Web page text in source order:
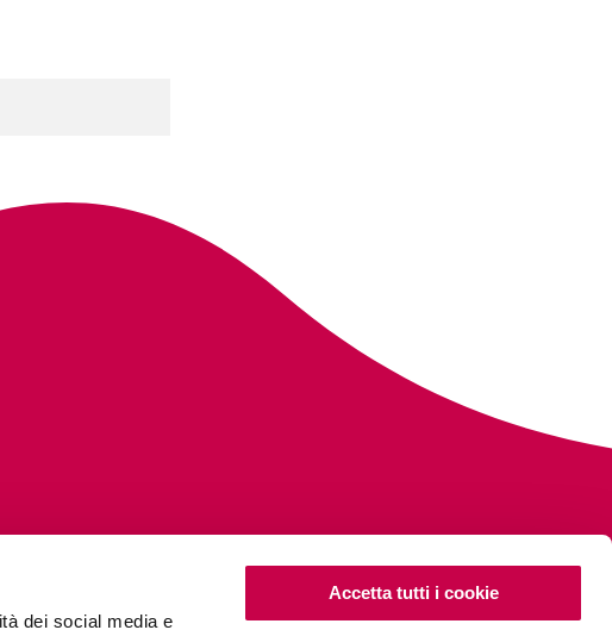
dei social media e
Accetta tutti i cookie